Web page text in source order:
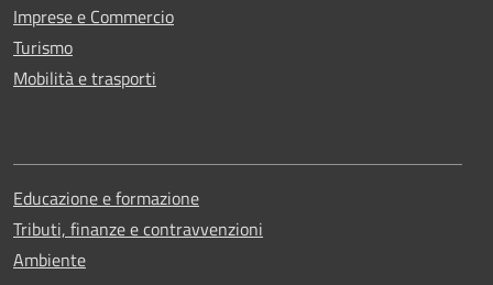
Imprese e Commercio
Turismo
Mobilità e trasporti
Educazione e formazione
Tributi, finanze e contravvenzioni
Ambiente